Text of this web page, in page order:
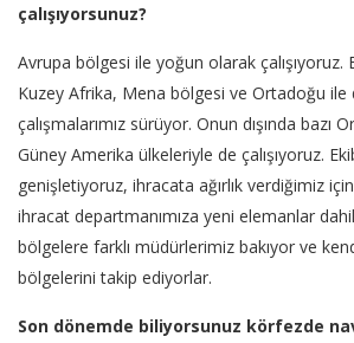
çalışıyorsunuz?
Avrupa bölgesi ile yoğun olarak çalışıyoruz.
Kuzey Afrika, Mena bölgesi ve Ortadoğu ile
çalışmalarımız sürüyor. Onun dışında bazı
Güney Amerika ülkeleriyle de çalışıyoruz.
genişletiyoruz, ihracata ağırlık verdiğimiz
ihracat departmanımıza yeni elemanlar
bölgelere farklı müdürlerimiz bakıyor ve
bölgelerini takip ediyorlar.
Son dönemde biliyorsunuz körfezde